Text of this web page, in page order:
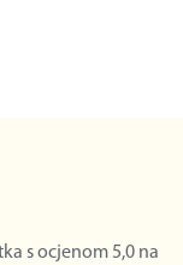
s ocjenom 5,0 na